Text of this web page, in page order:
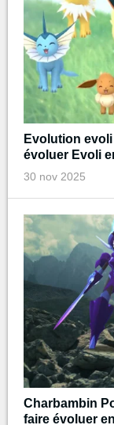
Evolution
évoluer Evoli
30 nov 2025
Charbambin
faire évoluer